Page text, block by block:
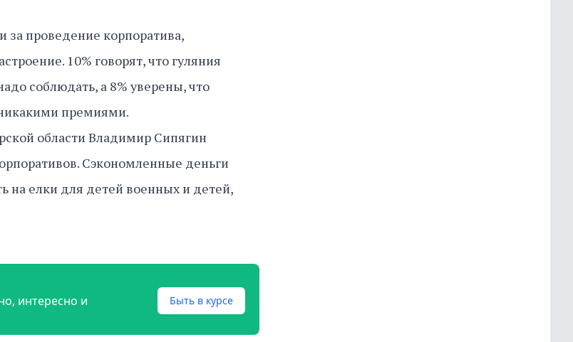
проведение корпоратива,
10% говорят, что гуляния
соблюдать, а 8% уверены, что
премиями.
области Владимир Сипягин
Сэкономленные деньги
на елки для детей военных и детей,
интересно и
Быть в курсе